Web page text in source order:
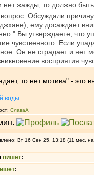
нет жажды, то должно
Обсуждали
ему досаждает
Вы утверждаете, что
чувственного. Если
Он не страдает и нет
восприятия
то нет мотива" - это
воды
СлаваА
Вт 16 Сен 25, 13:18 (11 мес.
пишет:
: